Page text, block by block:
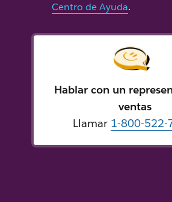
Centro de Ayuda.
Hablar con un
ventas
Llamar 1-800-522-